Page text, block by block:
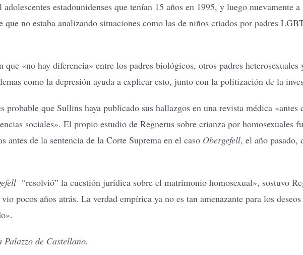
estadounidenses que tenían 15 años en 1995, y luego nuevamente
que no estaba analizando situaciones como las de niños criados por padres
que «no hay diferencia» entre los padres biológicos, otros padres
como la depresión ayuda a explicar esto, junto con la politización de la
probable que Sullins haya publicado sus hallazgos en una revista médica
sociales». El propio estudio de Regnerus sobre crianza por homosexuales
antes de la sentencia de la Corte Suprema en el caso Obergefell, el año pasado,
“resolvió” la cuestión jurídica sobre el matrimonio homosexual», sostuvo
pocos años atrás. La verdad empírica ya no es tan amenazante para los
de Castellano.